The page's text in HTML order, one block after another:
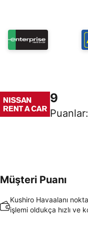
9
Puanlar:
Müşteri Puanı
Kushiro Havaalanı
işlemi oldukça hızlı ve